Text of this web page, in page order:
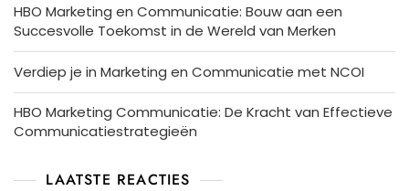
HBO Marketing en Communicatie: Bouw aan een
Succesvolle Toekomst in de Wereld van Merken
Verdiep je in Marketing en Communicatie met NCOI
HBO Marketing Communicatie: De Kracht van Effectieve
Communicatiestrategieën
LAATSTE REACTIES